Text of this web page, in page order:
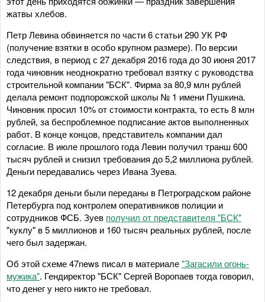
жатвы хлебов.
Петр Левина обвиняется по части 6 статьи 290 УК РФ
(получение взятки в особо крупном размере). По версии
следствия, в период с 27 декабря 2016 года до 30 июня 2017
года чиновник неоднократно требовал взятку с руководства
строительной компании "БСК". Фирма за 80,9 млн рублей
делала ремонт подпорожской школы № 1 имени Пушкина.
Чиновник просил 10% от стоимости контракта, то есть 8 млн
рублей, за беспроблемное подписание актов выполненных
работ. В конце концов, представитель компании дал
согласие. В июле прошлого года Левин получил транш 600
тысяч рублей и снизил требования до 5,2 миллиона рублей.
Деньги передавались через Ивана Зуева.
12 декабря деньги были переданы в Петроградском районе
Петербурга под контролем оперативников полиции и
сотрудников ФСБ. Зуев получил от представителя "БСК"
"куклу" в 5 миллионов и 160 тысяч реальных рублей, после
чего был задержан.
Об этой схеме 47news писал в материале"Загасили огонь-
мужика". Гендиректор "БСК" Сергей Воропаев тогда говорил,
что денег у него никто не требовал.